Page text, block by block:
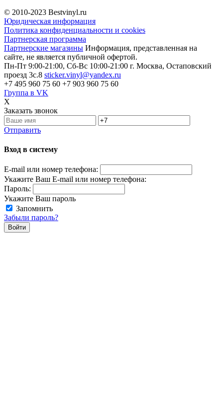
© 2010-2023 Bestvinyl.ru
Юридическая информация
Политика конфиденциальности и cookies
Партнерская программа
Партнерские магазины Информация, представленная на
сайте, не является публичной офертой.
Пн-Пт 9:00-21:00, Сб-Вс 10:00-21:00 г. Москва, Остаповский
проезд 3с.8 sticker.vinyl@yandex.ru
+7 495 960 75 60 +7 903 960 75 60
Группа в VK
X
Заказать звонок
Отправить
Вход в систему
E-mail или номер телефона:
Укажите Ваш E-mail или номер телефона:
Пароль:
Укажите Ваш пароль
Запомнить
Забыли пароль?